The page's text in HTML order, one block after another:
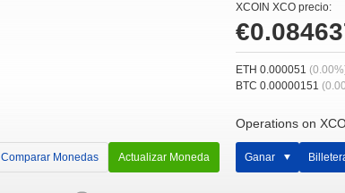
Comparar Monedas Actualizar Moneda
XCOIN XCO precio:
ETH 0.000051
BTC 0.00000151
Operations on
Ganar